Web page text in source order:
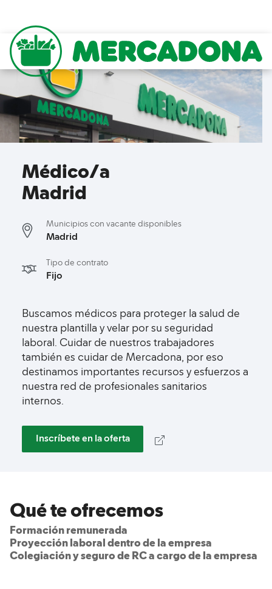
content
Mercadona
Médico/a
Madrid
Municipios con vacante disponibles
Madrid
Tipo de contrato
Fijo
Buscamos médicos para proteger la salud de
nuestra plantilla y velar por su seguridad
laboral. Cuidar de nuestros trabajadores
también es cuidar de Mercadona, por eso
destinamos importantes recursos y esfuerzos a
nuestra red de profesionales sanitarios
internos.
Inscríbete en la oferta
Qué te ofrecemos
Formación remunerada
Proyección laboral dentro de la empresa
Colegiación y seguro de RC a cargo de la empresa